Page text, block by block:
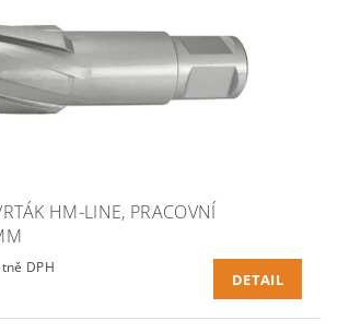
HM-LINE, PRACOVNÍ
Kč včetně DPH
DETAIL